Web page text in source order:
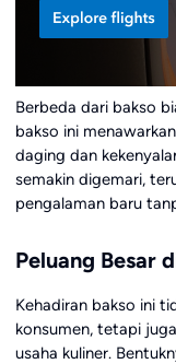
Berbeda dari bakso
bakso ini
daging dan
semakin digemari,
pengalaman baru
Peluang Besar
Kehadiran bakso ini
konsumen, tetapi
usaha kuliner.